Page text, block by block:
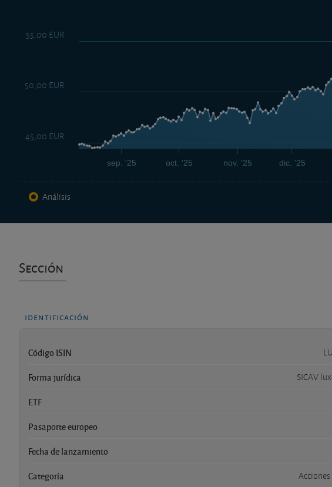
sep. '25 oct. '25 nov. '25 dic. '25
45,00 EUR
50,00 EUR
55,00 EUR
Análisis
Sección
identificación
Código ISIN
Forma jurídica SICAV
ETF
Pasaporte europeo
Fecha de lanzamiento
Categoría Acciones